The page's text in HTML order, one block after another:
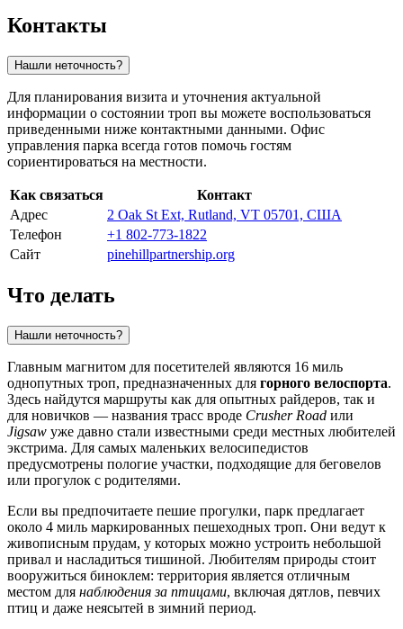
Контакты
Нашли неточность?
Для планирования визита и уточнения актуальной
информации о состоянии троп вы можете воспользоваться
приведенными ниже контактными данными. Офис
управления парка всегда готов помочь гостям
сориентироваться на местности.
Как связаться
Контакт
Адрес
2 Oak St Ext, Rutland, VT 05701, США
Телефон
+1 802-773-1822
Сайт
pinehillpartnership.org
Что делать
Нашли неточность?
Главным магнитом для посетителей являются 16 миль
однопутных троп, предназначенных для горного велоспорта.
Здесь найдутся маршруты как для опытных райдеров, так и
для новичков — названия трасс вроде Crusher Road или
Jigsaw уже давно стали известными среди местных любителей
экстрима. Для самых маленьких велосипедистов
предусмотрены пологие участки, подходящие для беговелов
или прогулок с родителями.
Если вы предпочитаете пешие прогулки, парк предлагает
около 4 миль маркированных пешеходных троп. Они ведут к
живописным прудам, у которых можно устроить небольшой
привал и насладиться тишиной. Любителям природы стоит
вооружиться биноклем: территория является отличным
местом для наблюдения за птицами, включая дятлов, певчих
птиц и даже неясытей в зимний период.